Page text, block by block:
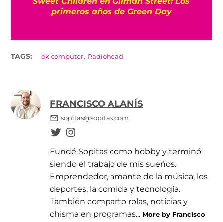
primeros años de Green Day
TAGS: ok computer, Radiohead
FRANCISCO ALANÍS
sopitas@sopitas.com
Fundé Sopitas como hobby y terminó
siendo el trabajo de mis sueños.
Emprendedor, amante de la música, los
deportes, la comida y tecnología.
También comparto rolas, noticias y
chisma en programas... More by Francisco